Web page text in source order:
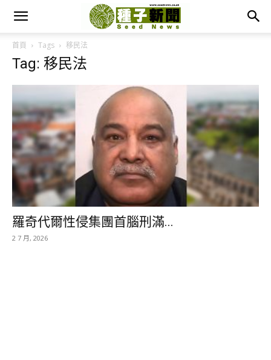
首頁 Tags 移民法
Tag: 移民法
羅奇代爾性侵集團首腦刑滿...
2 7 月, 2026